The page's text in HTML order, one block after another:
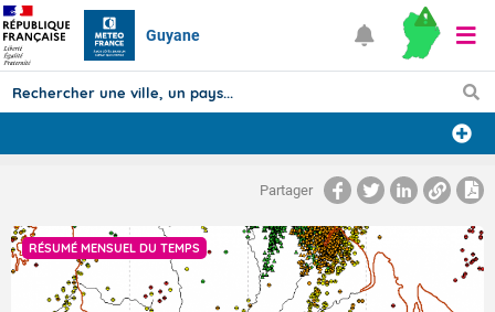
Guyane
Prévisions
TOUS LES RÉSULTATS
Articles
Partager
RÉSUMÉ MENSUEL DU TEMPS